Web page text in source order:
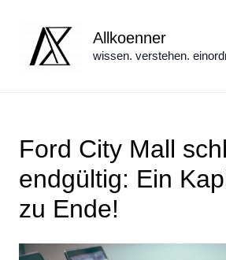
springen
Allkoenner
wissen. verstehen.
Ford City Mall
endgültig: Ein
zu Ende!